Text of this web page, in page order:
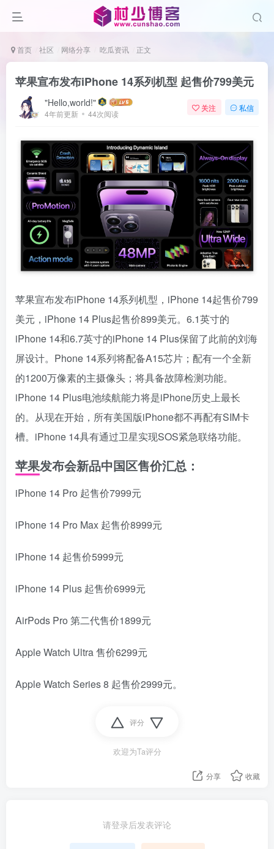
首页 社区 网络分享 吃瓜资讯 正文
苹果宣布发布iPhone 14系列机型 起售价799美元
"Hello,world!"
4年前更新 44次阅读
关注 私信
苹果宣布发布iPhone 14系列机型，iPhone 14起售价799
美元，iPhone 14 Plus起售价899美元。6.1英寸的
iPhone 14和6.7英寸的iPhone 14 Plus保留了此前的刘海
屏设计。Phone 14系列将配备A15芯片；配有一个全新
的1200万像素的主摄像头；将具备故障检测功能。
iPhone 14 Plus电池续航能力将是iPhone历史上最长
的。从现在开始，所有美国版iPhone都不再配有SIM卡
槽。iPhone 14具有通过卫星实现SOS紧急联络功能。
苹果发布会新品中国区售价汇总：
iPhone 14 Pro 起售价7999元
iPhone 14 Pro Max 起售价8999元
iPhone 14 起售价5999元
iPhone 14 Plus 起售价6999元
AirPods Pro 第二代售价1899元
Apple Watch Ultra 售价6299元
Apple Watch Series 8 起售价2999元。
评分
欢迎为Ta评分
分享 收藏
请登录后发表评论